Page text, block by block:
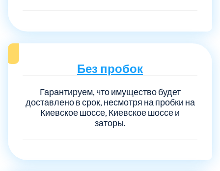
Без пробок
Гарантируем, что имущество будет
доставлено в срок, несмотря на пробки на
Киевское шоссе, Киевское шоссе и
заторы.